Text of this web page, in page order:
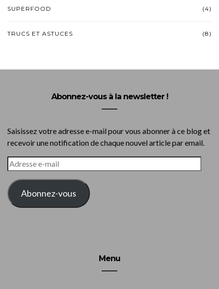
SUPERFOOD (4)
TRUCS ET ASTUCES (8)
Abonnez-vous à la newsletter !
Saisissez votre adresse e-mail pour vous abonner à ce blog et
recevoir une notification de chaque nouvel article par email.
ADRESSE
E-
MAIL
Abonnez-vous
Menu